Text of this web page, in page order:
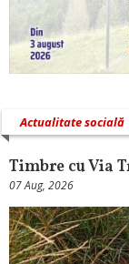
Actualitate socială
Timbre cu Via
07 Aug, 2026